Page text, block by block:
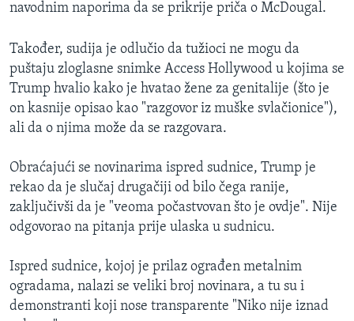
navodnim naporima da se prikrije priča o McDougal.
Također, sudija je odlučio da tužioci ne mogu da
puštaju zloglasne snimke Access Hollywood u kojima se
Trump hvalio kako je hvatao žene za genitalije (što je
on kasnije opisao kao "razgovor iz muške svlačionice"),
ali da o njima može da se razgovara.
Obraćajući se novinarima ispred sudnice, Trump je
rekao da je slučaj drugačiji od bilo čega ranije,
zaključivši da je "veoma počastvovan što je ovdje". Nije
odgovorao na pitanja prije ulaska u sudnicu.
Ispred sudnice, kojoj je prilaz ograđen metalnim
ogradama, nalazi se veliki broj novinara, a tu su i
demonstranti koji nose transparente "Niko nije iznad